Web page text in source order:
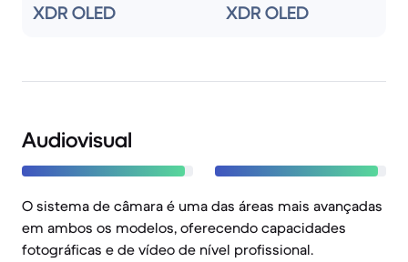
XDR OLED
XDR OLED
Audiovisual
O sistema de câmara é uma das áreas mais avançadas
em ambos os modelos, oferecendo capacidades
fotográficas e de vídeo de nível profissional.